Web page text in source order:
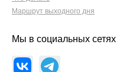
Маршрут выходного дня
Мы в социальных сетях